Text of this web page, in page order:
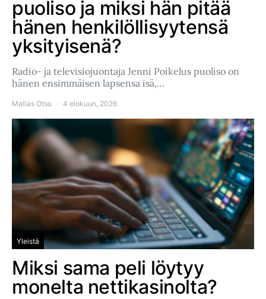
puoliso ja miksi hän pitää
hänen henkilöllisyytensä
yksityisenä?
Radio- ja televisiojuontaja Jenni Poikelus puoliso on
hänen ensimmäisen lapsensa isä,…
Matias Otso 4 elokuun, 2026
Yleistä
Miksi sama peli löytyy
monelta nettikasinolta?